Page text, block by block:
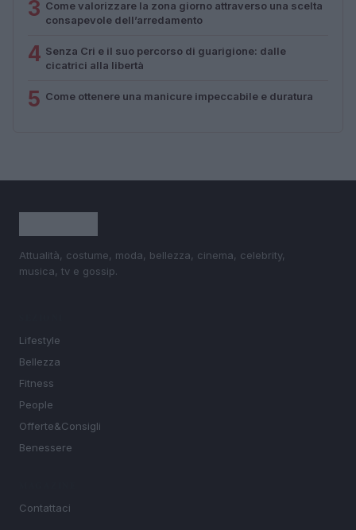
3 Come valorizzare la zona giorno attraverso una scelta
consapevole dell’arredamento
4 Senza Cri e il suo percorso di guarigione: dalle
cicatrici alla libertà
5 Come ottenere una manicure impeccabile e duratura
Attualità, costume, moda, bellezza, cinema, celebrity,
musica, tv e gossip.
Lifestyle
Bellezza
Fitness
People
Offerte&Consigli
Benessere
Contattaci